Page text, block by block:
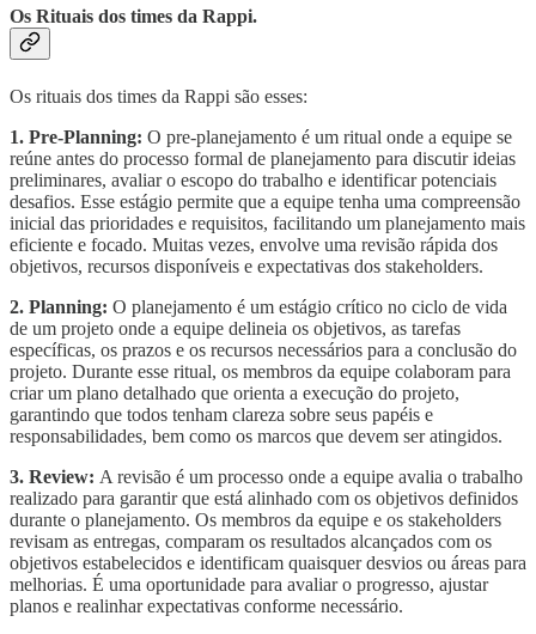
Os Rituais dos times da Rappi.
Os rituais dos times da Rappi são esses:
1. Pre-Planning: O pre-planejamento é um ritual onde a equipe se
reúne antes do processo formal de planejamento para discutir ideias
preliminares, avaliar o escopo do trabalho e identificar potenciais
desafios. Esse estágio permite que a equipe tenha uma compreensão
inicial das prioridades e requisitos, facilitando um planejamento mais
eficiente e focado. Muitas vezes, envolve uma revisão rápida dos
objetivos, recursos disponíveis e expectativas dos stakeholders.
2. Planning: O planejamento é um estágio crítico no ciclo de vida
de um projeto onde a equipe delineia os objetivos, as tarefas
específicas, os prazos e os recursos necessários para a conclusão do
projeto. Durante esse ritual, os membros da equipe colaboram para
criar um plano detalhado que orienta a execução do projeto,
garantindo que todos tenham clareza sobre seus papéis e
responsabilidades, bem como os marcos que devem ser atingidos.
3. Review: A revisão é um processo onde a equipe avalia o trabalho
realizado para garantir que está alinhado com os objetivos definidos
durante o planejamento. Os membros da equipe e os stakeholders
revisam as entregas, comparam os resultados alcançados com os
objetivos estabelecidos e identificam quaisquer desvios ou áreas para
melhorias. É uma oportunidade para avaliar o progresso, ajustar
planos e realinhar expectativas conforme necessário.